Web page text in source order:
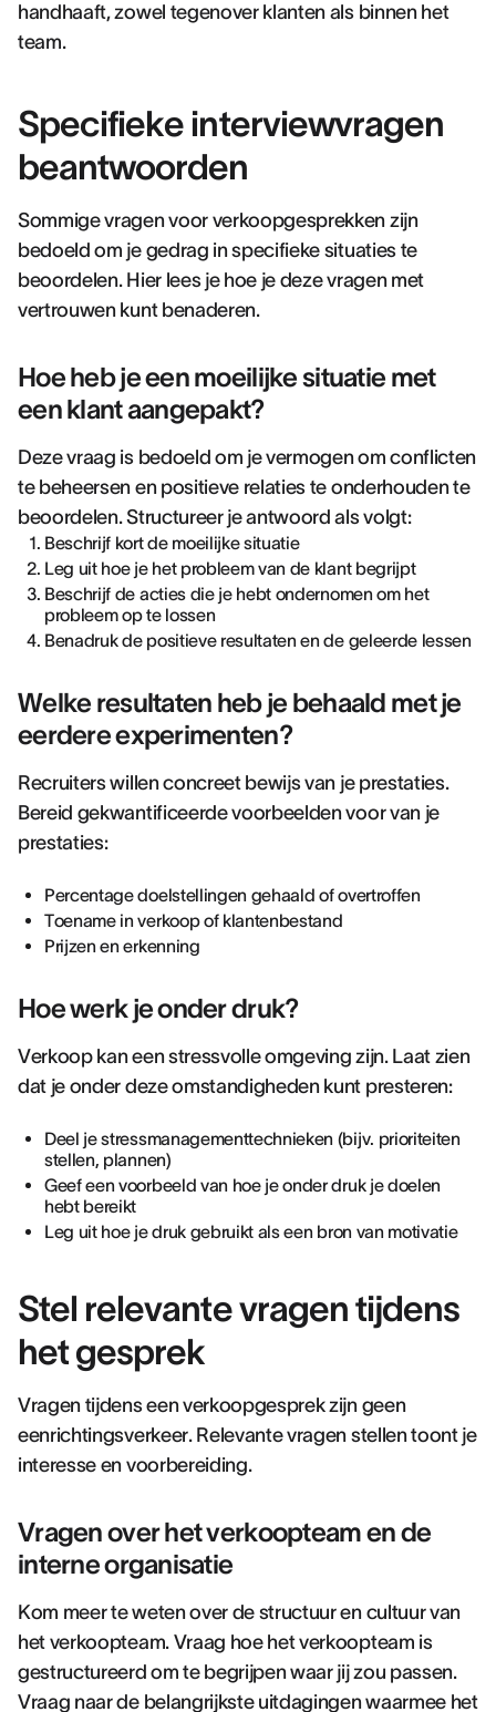
handhaaft, zowel tegenover klanten als binnen het
team.
Specifieke interviewvragen
beantwoorden
Sommige vragen voor verkoopgesprekken zijn
bedoeld om je gedrag in specifieke situaties te
beoordelen. Hier lees je hoe je deze vragen met
vertrouwen kunt benaderen.
Hoe heb je een moeilijke situatie met
een klant aangepakt?
Deze vraag is bedoeld om je vermogen om conflicten
te beheersen en positieve relaties te onderhouden te
beoordelen. Structureer je antwoord als volgt:
Beschrijf kort de moeilijke situatie
Leg uit hoe je het probleem van de klant begrijpt
Beschrijf de acties die je hebt ondernomen om het
probleem op te lossen
Benadruk de positieve resultaten en de geleerde lessen
Welke resultaten heb je behaald met je
eerdere experimenten?
Recruiters willen concreet bewijs van je prestaties.
Bereid gekwantificeerde voorbeelden voor van je
prestaties:
Percentage doelstellingen gehaald of overtroffen
Toename in verkoop of klantenbestand
Prijzen en erkenning
Hoe werk je onder druk?
Verkoop kan een stressvolle omgeving zijn. Laat zien
dat je onder deze omstandigheden kunt presteren:
Deel je stressmanagementtechnieken (bijv. prioriteiten
stellen, plannen)
Geef een voorbeeld van hoe je onder druk je doelen
hebt bereikt
Leg uit hoe je druk gebruikt als een bron van motivatie
Stel relevante vragen tijdens
het gesprek
Vragen tijdens een verkoopgesprek zijn geen
eenrichtingsverkeer. Relevante vragen stellen toont je
interesse en voorbereiding.
Vragen over het verkoopteam en de
interne organisatie
Kom meer te weten over de structuur en cultuur van
het verkoopteam. Vraag hoe het verkoopteam is
gestructureerd om te begrijpen waar jij zou passen.
Vraag naar de belangrijkste uitdagingen waarmee het